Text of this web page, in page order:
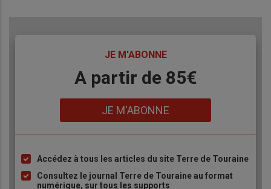
JE M'ABONNE
A partir de 85€
JE M'ABONNE
Liste
à
Accédez à tous les articles du site Terre de Touraine
Consultez le journal Terre de Touraine au format
numérique, sur tous les supports